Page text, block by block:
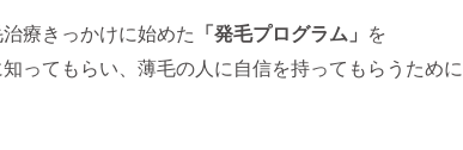
療きっかけに始めた 「発毛プログラム」 を
ってもらい、薄毛の人に自信を持ってもらうために